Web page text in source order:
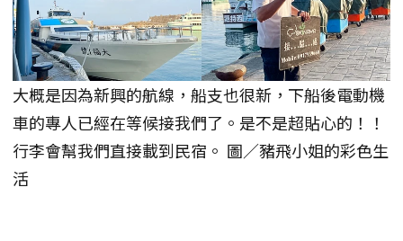
大概是因為新興的航線，船支也很新，下船後電動機
車的專人已經在等候接我們了。是不是超貼心的！！
行李會幫我們直接載到民宿。 圖／豬飛小姐的彩色生
活